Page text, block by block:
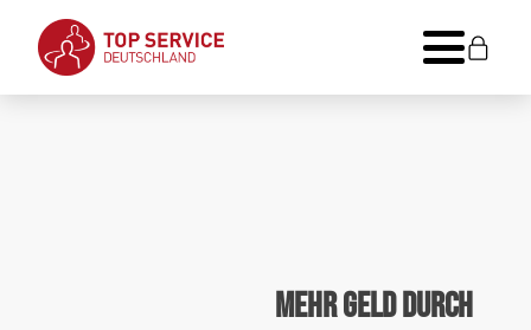
Mehr Geld durch